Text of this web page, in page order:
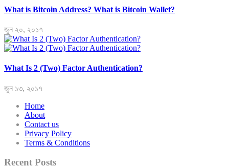
What is Bitcoin Address? What is Bitcoin Wallet?
জুন ২০, ২০১৭
What Is 2 (Two) Factor Authentication?
জুন ১৩, ২০১৭
Home
About
Contact us
Privacy Policy
Terms & Conditions
Recent Posts